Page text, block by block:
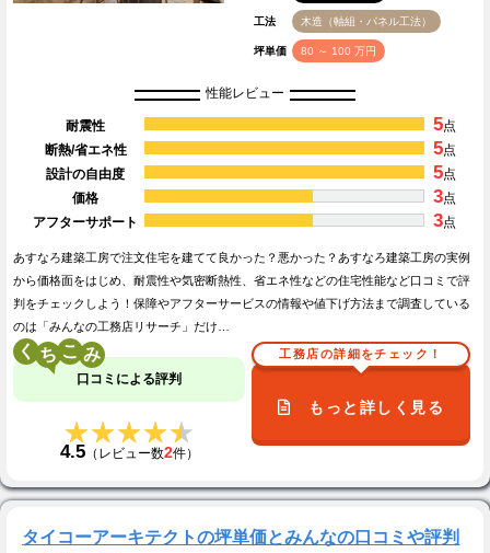
工法 木造（軸組・パネル工法）
坪単価 80 ～ 100 万円
性能レビュー
耐震性 5点
断熱/省エネ性
5点
設計の自由度
5点
価格
3点
アフターサポート
3点
あすなろ建築工房で注文住宅を建てて良かった？悪かった？あすなろ建築工房の実例
から価格面をはじめ、耐震性や気密断熱性、省エネ性などの住宅性能など口コミで評
判をチェックしよう！保障やアフターサービスの情報や値下げ方法まで調査している
のは「みんなの工務店リサーチ」だけ…
く こ
口コミによる評判
★★★★★
★★★★★
4.5（レビュー数2件）
工務店の詳細をチェック！
もっと詳しく見る
タイコーアーキテクトの坪単価とみんなの口コミや評判